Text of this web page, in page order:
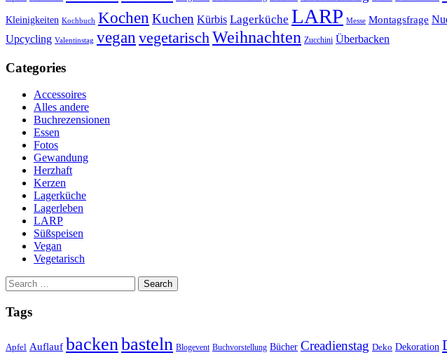
Kleinigkeiten Kochbuch Kochen Kuchen Kürbis Lagerküche LARP Messe Montagsfrage
Upcycling Valentinstag vegan vegetarisch Weihnachten Zucchini Überbacken
Categories
Accessoires
Alles andere
Buchrezensionen
Essen
Fotos
Gewandung
Herzhaft
Kerzen
Lagerküche
Lagerleben
LARP
Süßspeisen
Vegan
Vegetarisch
Search
for:
Tags
Apfel Auflauf backenbasteln Blogevent Buchvorstellung Bücher Creadienstag Deko Dekoration